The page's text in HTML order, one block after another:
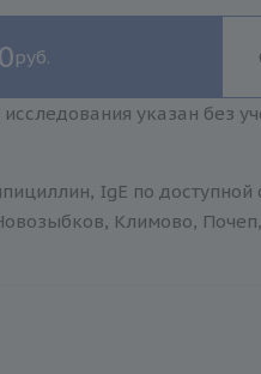
руб.
указан без
IgE по
Климово,